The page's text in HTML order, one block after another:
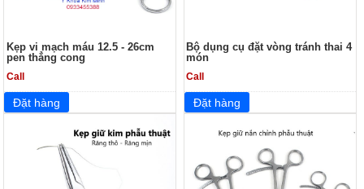
Kẹp vi mạch máu 12.5 - 26cm
pen thẳng cong
Call
Bộ dụng cụ đặt vòng tránh thai 4
món
Call